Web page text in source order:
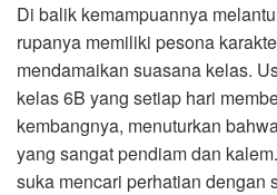
Di balik kemampuannya
rupanya memiliki pesona
mendamaikan suasana kelas.
kelas 6B yang setiap hari
kembangnya, menuturkan
yang sangat pendiam dan
suka mencari perhatian dengan